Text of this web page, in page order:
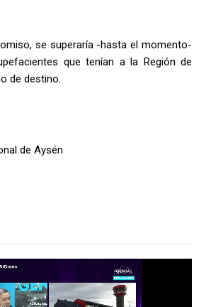
se superaría -hasta el momento-
que tenían a la Región de
de destino.
de Aysén